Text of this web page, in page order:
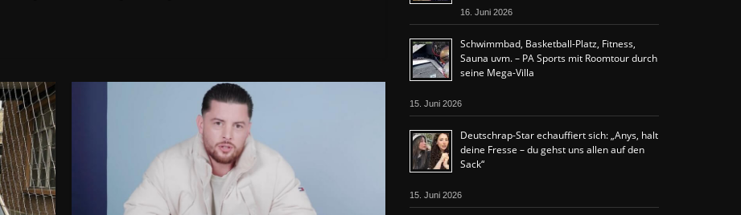
16. Juni 2026
Schwimmbad, Basketball-Platz, Fitness,
Sauna uvm. – PA Sports mit Roomtour durch
seine Mega-Villa
15. Juni 2026
Deutschrap-Star echauffiert sich: „Anys, halt
deine Fresse – du gehst uns allen auf den
Sack“
15. Juni 2026